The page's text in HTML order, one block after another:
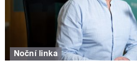
Noční linka